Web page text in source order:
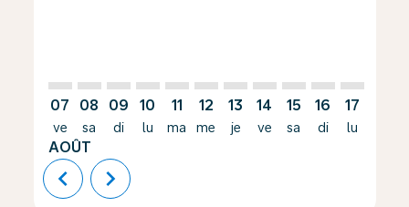
07
ve
AOÛT
08
sa
09
di
10
lu
11
ma
12
me
13
je
14
ve
15
sa
16
di
17
lu
chevron_left chevron_right